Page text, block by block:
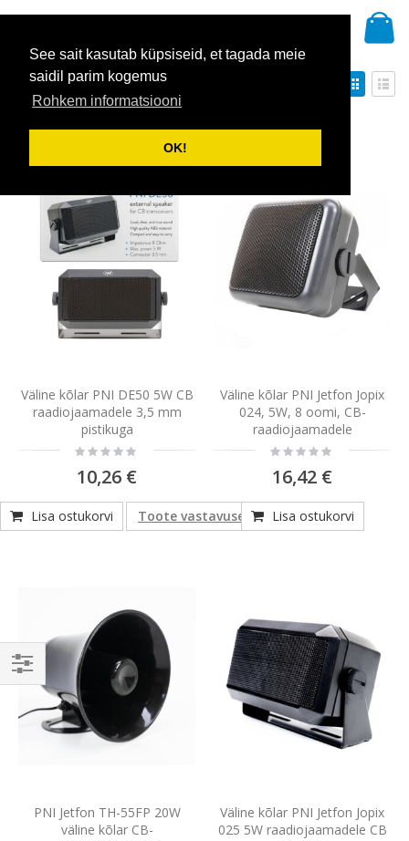
See sait kasutab küpsiseid, et tagada meie
saidil parim kogemus
Rohkem informatsiooni
OK!
Sorteeri
Väline kõlar PNI DE50 5W CB
raadiojaamadele 3,5 mm
pistikuga
Rating:
0%
10,26 €
Lisa ostukorvi Toote vastavuse teave
Väline kõlar PNI Jetfon Jopix
024, 5W, 8 oomi, CB-
raadiojaamadele
Rating:
0%
16,42 €
Lisa ostukorvi
PNI Jetfon TH-55FP 20W
väline kõlar CB-
Väline kõlar PNI Jetfon Jopix
025 5W raadiojaamadele CB
Vali